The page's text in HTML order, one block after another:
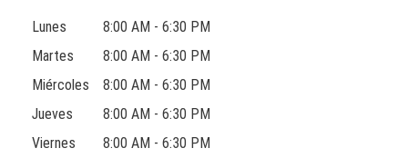
Lunes
8:00 AM - 6:30 PM
Martes
8:00 AM - 6:30 PM
Miércoles
8:00 AM - 6:30 PM
Jueves
8:00 AM - 6:30 PM
Viernes
8:00 AM - 6:30 PM